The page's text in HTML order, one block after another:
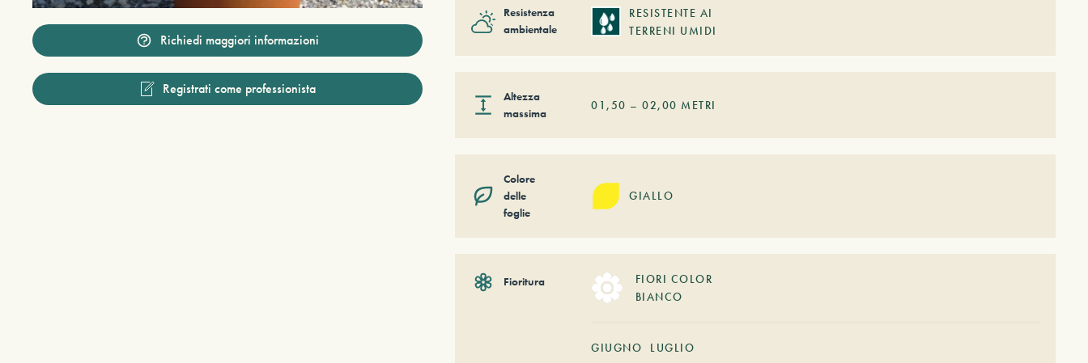
Richiedi maggiori informazioni
Registrati come professionista
Resistenza
ambientale
RESISTENTE AI
TERRENI UMIDI
Altezza
massima
01,50 –02,00 METRI
Colore
delle
foglie
GIALLO
Fioritura
FIORI COLOR
BIANCO
GIUGNO
LUGLIO